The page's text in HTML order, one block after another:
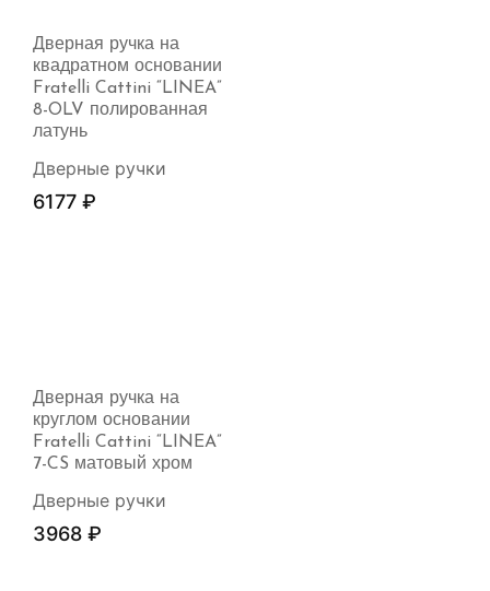
Дверная ручка на
квадратном основании
Fratelli Cattini “LINEA”
8-OLV полированная
латунь
Дверные ручки
6177 ₽
Дверная ручка на
круглом основании
Fratelli Cattini “LINEA”
7-CS матовый хром
Дверные ручки
3968 ₽